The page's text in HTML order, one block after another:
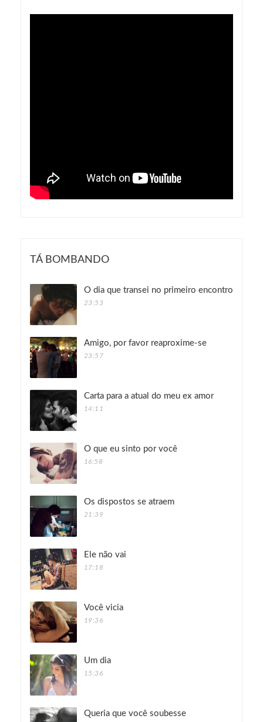
TÁ BOMBANDO
O dia que transei no primeiro encontro
23:53
Amigo, por favor reaproxime-se
23:57
Carta para a atual do meu ex amor
14:11
O que eu sinto por você
16:58
Os dispostos se atraem
21:39
Ele não vai
17:18
Você vicia
19:36
Um dia
15:36
Queria que você soubesse